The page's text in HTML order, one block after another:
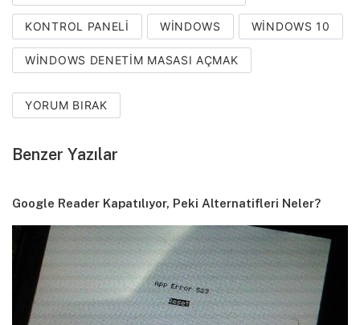
KONTROL PANELI WINDOWS WINDOWS 10
WINDOWS DENETIM MASASI AÇMAK
YORUM BIRAK
Benzer Yazılar
Google Reader Kapatılıyor, Peki Alternatifleri Neler?